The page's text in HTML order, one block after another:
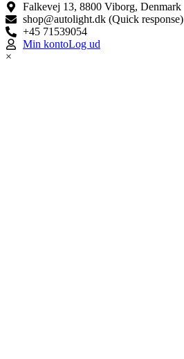
Falkevej 13, 8800 Viborg, Denmark
shop@autolight.dk (Quick response)
+45 71539054
Min kontoLog ud
×